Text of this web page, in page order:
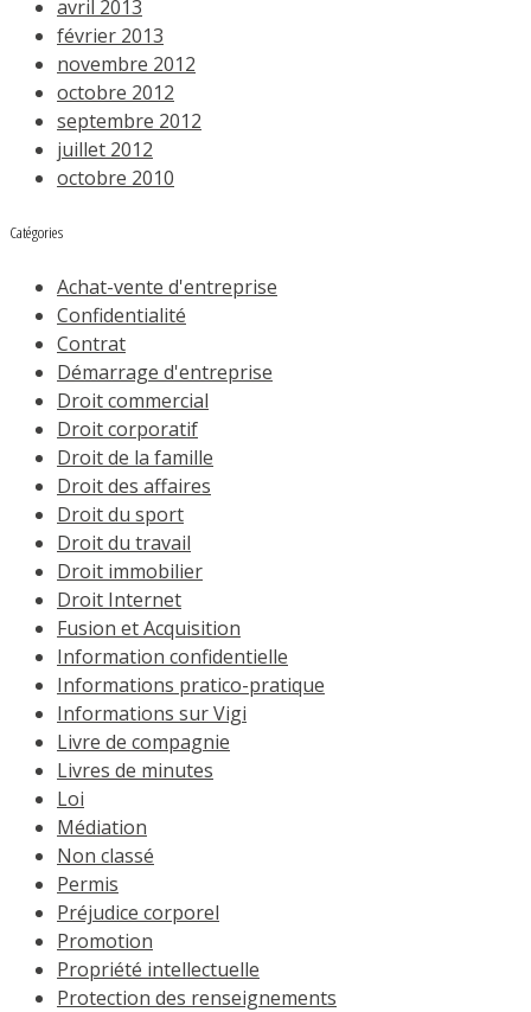
avril 2013
février 2013
novembre 2012
octobre 2012
septembre 2012
juillet 2012
octobre 2010
Catégories
Achat-vente d'entreprise
Confidentialité
Contrat
Démarrage d'entreprise
Droit commercial
Droit corporatif
Droit de la famille
Droit des affaires
Droit du sport
Droit du travail
Droit immobilier
Droit Internet
Fusion et Acquisition
Information confidentielle
Informations pratico-pratique
Informations sur Vigi
Livre de compagnie
Livres de minutes
Loi
Médiation
Non classé
Permis
Préjudice corporel
Promotion
Propriété intellectuelle
Protection des renseignements